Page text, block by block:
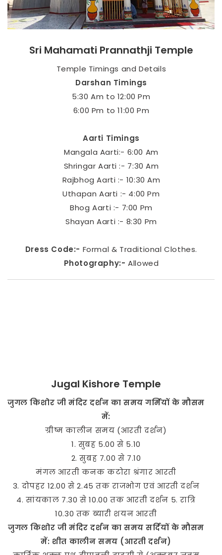
Sri Mahamati Prannathji Temple
Temple Timings and Details
Darshan Timings
5:30 Am to 12:00 Pm
6:00 Pm to 11:00 Pm
Aarti Timings
Mangala Aarti:- 6:00 Am
Shringar Aarti :- 7:30 Am
Rajbhog Aarti :- 10:30 Am
Uthapan Aarti :- 4:00 Pm
Bhog Aarti :- 7:00 Pm
Shayan Aarti :- 8:30 Pm
Dress Code:- Formal & Traditional Clothes.
Photography:- Allowed
Jugal Kishore Temple
जुगल किशोर जी मंदिर दर्शन का समय गर्मियों के मौसम
में:
ग्रीष्म कालीन समय (आरती दर्शन)
1. सुबह 5.00 से 5.10
2. सुबह 7.00 से 7.10
मंगल आरती कनक कटोरा श्रंगार आरती
3. दोपहर 12.00 से 2.45 तक राजभोग एवं आरती दर्शन
4. सांयकाल 7.30 से 10.00 तक आरती दर्शन 5. रात्रि
10.30 तक ब्यारी शयन आरती
जुगल किशोर जी मंदिर दर्शन का समय सर्दियों के मौसम
में: शीत कालीन समय (आरती दर्शन)